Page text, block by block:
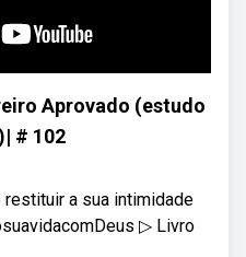
Aprovado (estudo
# 102
a sua intimidade
▷ Livro